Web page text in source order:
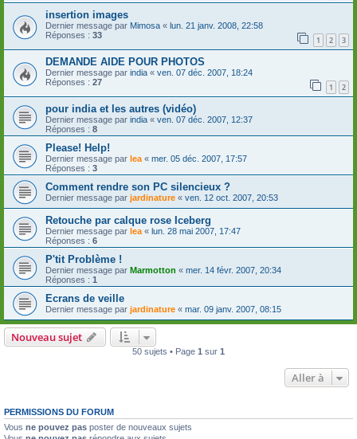
insertion images
Dernier message par Mimosa « lun. 21 janv. 2008, 22:58
Réponses : 33 1 2 3
DEMANDE AIDE POUR PHOTOS
Dernier message par india « ven. 07 déc. 2007, 18:24
Réponses : 27 1 2
pour india et les autres (vidéo)
Dernier message par india « ven. 07 déc. 2007, 12:37
Réponses : 8
Please! Help!
Dernier message par lea « mer. 05 déc. 2007, 17:57
Réponses : 3
Comment rendre son PC silencieux ?
Dernier message par jardinature « ven. 12 oct. 2007, 20:53
Retouche par calque rose Iceberg
Dernier message par lea « lun. 28 mai 2007, 17:47
Réponses : 6
P'tit Problème !
Dernier message par Marmotton « mer. 14 févr. 2007, 20:34
Réponses : 1
Ecrans de veille
Dernier message par jardinature « mar. 09 janv. 2007, 08:15
Nouveau sujet
50 sujets • Page 1 sur 1
Aller à
PERMISSIONS DU FORUM
Vous ne pouvez pas poster de nouveaux sujets